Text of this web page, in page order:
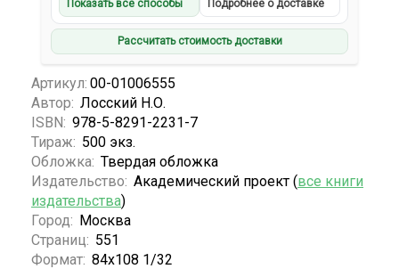
Показать все способы Подробнее о доставке
Рассчитать стоимость доставки
Артикул: 00-01006555
Автор: Лосский Н.О.
ISBN: 978-5-8291-2231-7
Тираж: 500 экз.
Обложка: Твердая обложка
Издательство: Академический проект (все книги
издательства)
Город: Москва
Страниц: 551
Формат: 84x108 1/32